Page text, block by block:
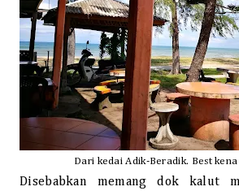
Dari kedai Adik-Beradik. Best
Disebabkan memang dok kalut